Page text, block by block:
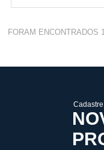
ESTAMOS
TESTES
FORAM ENCONTRADOS